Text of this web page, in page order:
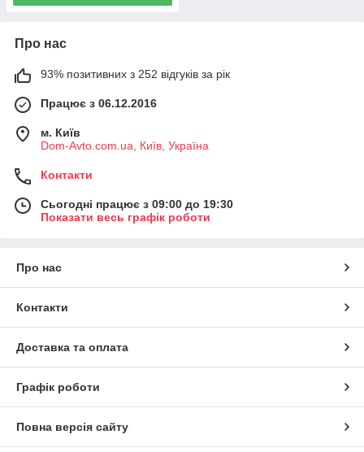
Про нас
93% позитивних з 252 відгуків за рік
Працює з 06.12.2016
м. Київ
Dom-Avto.com.ua, Київ, Україна
Контакти
Сьогодні працює з 09:00 до 19:30
Показати весь графік роботи
Про нас
Контакти
Доставка та оплата
Графік роботи
Повна версія сайту